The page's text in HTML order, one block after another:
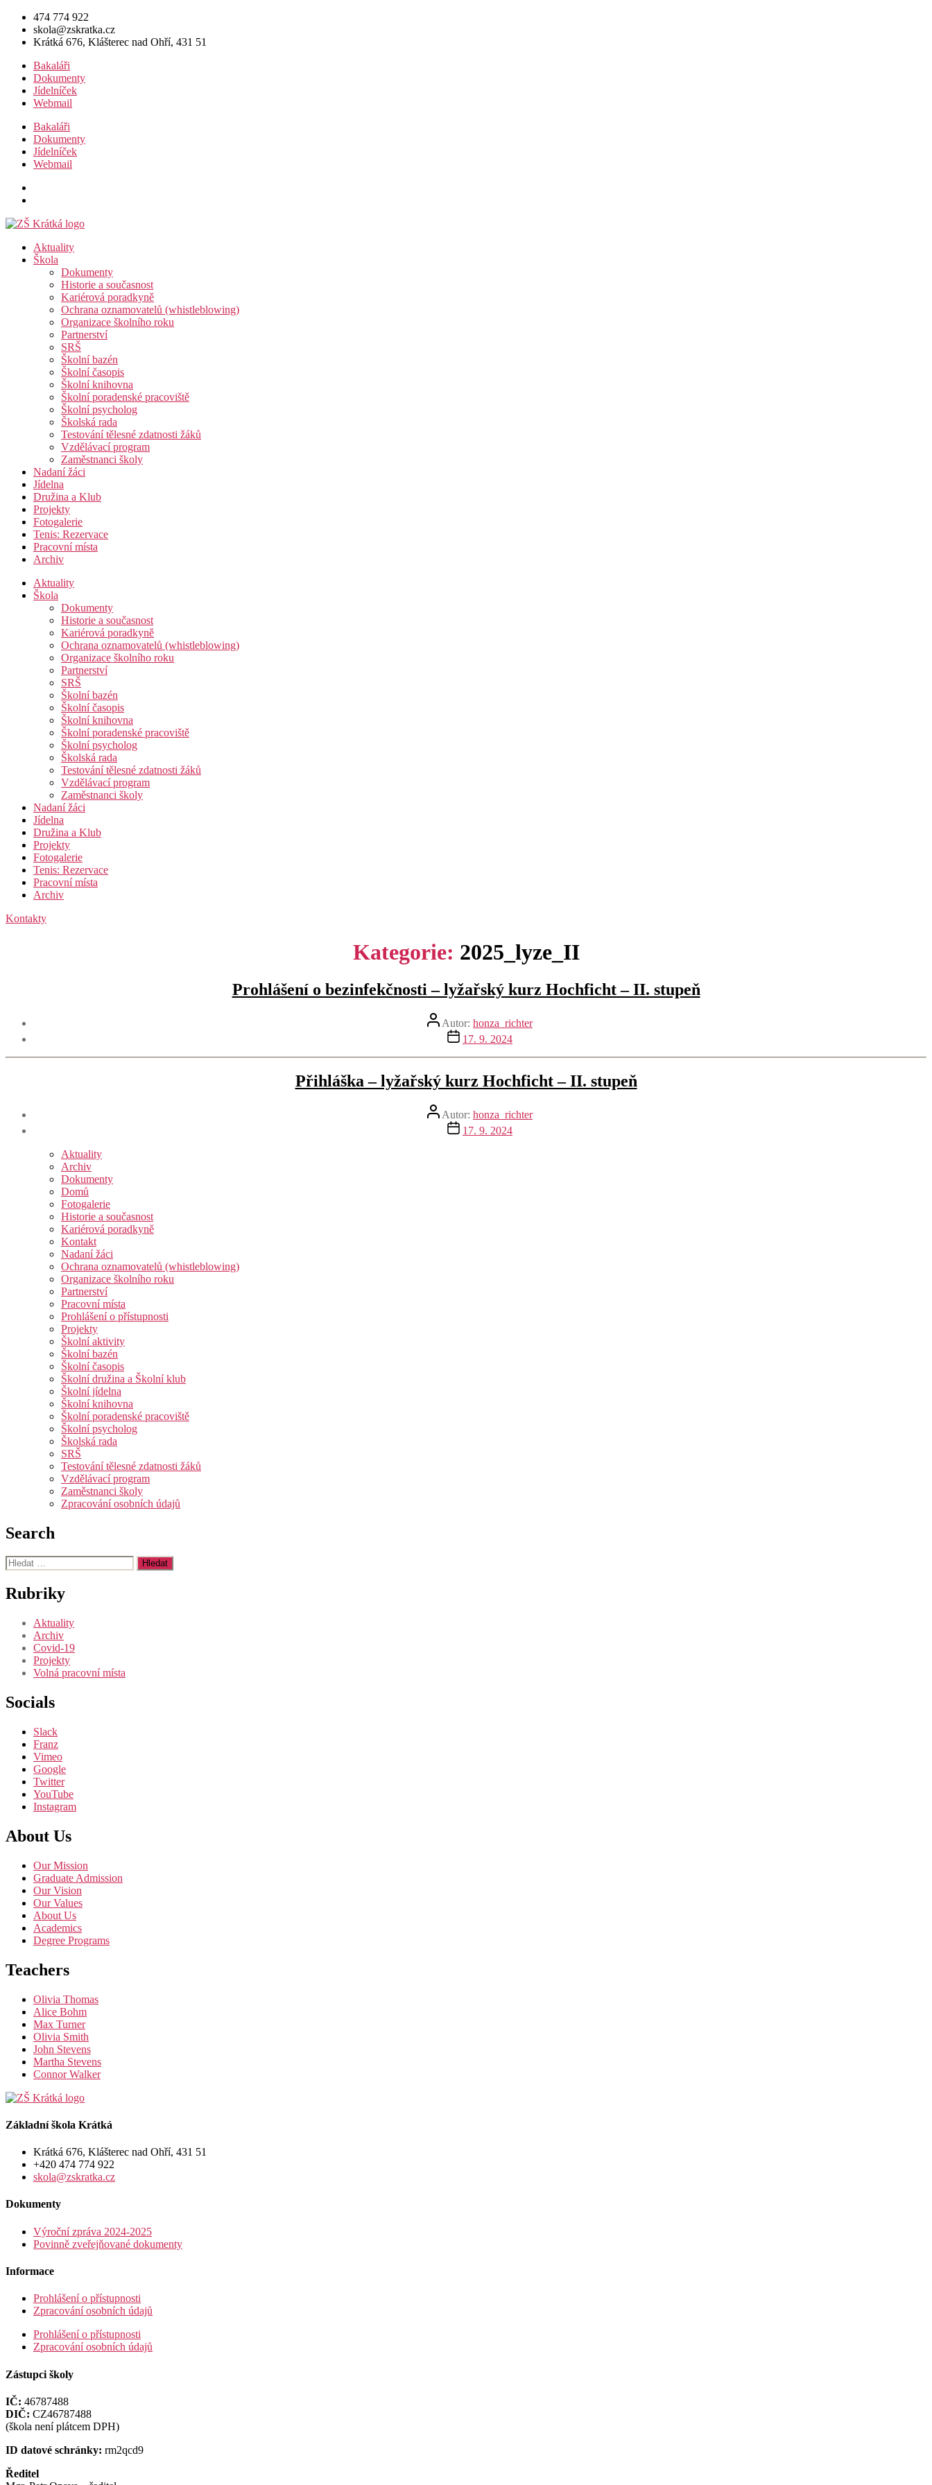
Přejít
obsahu
474 774 922
skola@zskratka.cz
Krátká 676, Klášterec nad Ohří, 431 51
Bakaláři
Dokumenty
Jídelníček
Webmail
Bakaláři
Dokumenty
Jídelníček
Webmail
Aktuality
Škola
Dokumenty
Historie a současnost
Kariérová poradkyně
Ochrana oznamovatelů (whistleblowing)
Organizace školního roku
Partnerství
SRŠ
Školní bazén
Školní časopis
Školní knihovna
Školní poradenské pracoviště
Školní psycholog
Školská rada
Testování tělesné zdatnosti žáků
Vzdělávací program
Zaměstnanci školy
Nadaní žáci
Jídelna
Družina a Klub
Projekty
Fotogalerie
Tenis: Rezervace
Pracovní místa
Archiv
Aktuality
Škola
Dokumenty
Historie a současnost
Kariérová poradkyně
Ochrana oznamovatelů (whistleblowing)
Organizace školního roku
Partnerství
SRŠ
Školní bazén
Školní časopis
Školní knihovna
Školní poradenské pracoviště
Školní psycholog
Školská rada
Testování tělesné zdatnosti žáků
Vzdělávací program
Zaměstnanci školy
Nadaní žáci
Jídelna
Družina a Klub
Projekty
Fotogalerie
Tenis: Rezervace
Pracovní místa
Archiv
Kontakty
Kategorie: 2025_lyze_II
Prohlášení o bezinfekčnosti – lyžařský kurz Hochficht – II. stupeň
Autor
příspěvku
Autor: honza_richter
Datum
příspěvku
17. 9. 2024
Přihláška – lyžařský kurz Hochficht – II. stupeň
Autor
příspěvku
Autor: honza_richter
Datum
příspěvku
17. 9. 2024
Aktuality
Archiv
Dokumenty
Domů
Fotogalerie
Historie a současnost
Kariérová poradkyně
Kontakt
Nadaní žáci
Ochrana oznamovatelů (whistleblowing)
Organizace školního roku
Partnerství
Pracovní místa
Prohlášení o přístupnosti
Projekty
Školní aktivity
Školní bazén
Školní časopis
Školní družina a Školní klub
Školní jídelna
Školní knihovna
Školní poradenské pracoviště
Školní psycholog
Školská rada
SRŠ
Testování tělesné zdatnosti žáků
Vzdělávací program
Zaměstnanci školy
Zpracování osobních údajů
Search
Výsledky
vyhledávání:
Rubriky
Aktuality
Archiv
Covid-19
Projekty
Volná pracovní místa
Socials
Slack
Franz
Vimeo
Google
Twitter
YouTube
Instagram
About Us
Our Mission
Graduate Admission
Our Vision
Our Values
About Us
Academics
Degree Programs
Teachers
Olivia Thomas
Alice Bohm
Max Turner
Olivia Smith
John Stevens
Martha Stevens
Connor Walker
Základní škola Krátká
Krátká 676, Klášterec nad Ohří, 431 51
+420 474 774 922
skola@zskratka.cz
Dokumenty
Výroční zpráva 2024-2025
Povinně zveřejňované dokumenty
Informace
Prohlášení o přístupnosti
Zpracování osobních údajů
Prohlášení o přístupnosti
Zpracování osobních údajů
Zástupci školy
IČ: 46787488
DIČ: CZ46787488
(škola není plátcem DPH)
ID datové schránky: rm2qcd9
Ředitel